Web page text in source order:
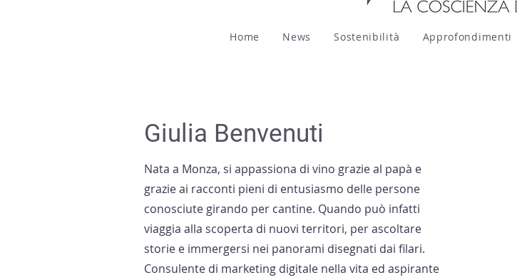
Home News Sostenibilità Approfondimenti
Giulia Benvenuti
Nata a Monza, si appassiona di vino grazie al papà e
grazie ai racconti pieni di entusiasmo delle persone
conosciute girando per cantine. Quando può infatti
viaggia alla scoperta di nuovi territori, per ascoltare
storie e immergersi nei panorami disegnati dai filari.
Consulente di marketing digitale nella vita ed aspirante